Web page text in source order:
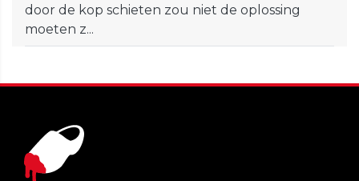
door de kop schieten zou niet de oplossing
moeten z...